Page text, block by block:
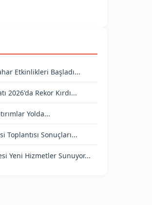
Etkinlikleri Başladı...
2026'da Rekor Kırdı...
Yolda...
Toplantısı Sonuçları...
Yeni Hizmetler Sunuyor...